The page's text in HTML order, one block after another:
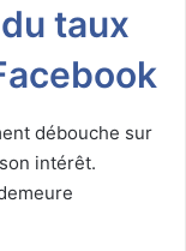
taux
débouche sur
intérêt.